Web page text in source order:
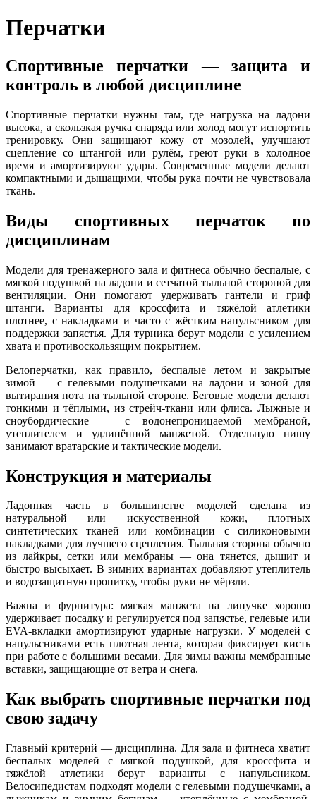
Перчатки
Спортивные перчатки — защита и
контроль в любой дисциплине
Спортивные перчатки нужны там, где нагрузка на ладони
высока, а скользкая ручка снаряда или холод могут испортить
тренировку. Они защищают кожу от мозолей, улучшают
сцепление со штангой или рулём, греют руки в холодное
время и амортизируют удары. Современные модели делают
компактными и дышащими, чтобы рука почти не чувствовала
ткань.
Виды спортивных перчаток по
дисциплинам
Модели для тренажерного зала и фитнеса обычно беспалые, с
мягкой подушкой на ладони и сетчатой тыльной стороной для
вентиляции. Они помогают удерживать гантели и гриф
штанги. Варианты для кроссфита и тяжёлой атлетики
плотнее, с накладками и часто с жёстким напульсником для
поддержки запястья. Для турника берут модели с усилением
хвата и противоскользящим покрытием.
Велоперчатки, как правило, беспалые летом и закрытые
зимой — с гелевыми подушечками на ладони и зоной для
вытирания пота на тыльной стороне. Беговые модели делают
тонкими и тёплыми, из стрейч-ткани или флиса. Лыжные и
сноубордические — с водонепроницаемой мембраной,
утеплителем и удлинённой манжетой. Отдельную нишу
занимают вратарские и тактические модели.
Конструкция и материалы
Ладонная часть в большинстве моделей сделана из
натуральной или искусственной кожи, плотных
синтетических тканей или комбинации с силиконовыми
накладками для лучшего сцепления. Тыльная сторона обычно
из лайкры, сетки или мембраны — она тянется, дышит и
быстро высыхает. В зимних вариантах добавляют утеплитель
и водозащитную пропитку, чтобы руки не мёрзли.
Важна и фурнитура: мягкая манжета на липучке хорошо
удерживает посадку и регулируется под запястье, гелевые или
EVA-вкладки амортизируют ударные нагрузки. У моделей с
напульсниками есть плотная лента, которая фиксирует кисть
при работе с большими весами. Для зимы важны мембранные
вставки, защищающие от ветра и снега.
Как выбрать спортивные перчатки под
свою задачу
Главный критерий — дисциплина. Для зала и фитнеса хватит
беспалых моделей с мягкой подушкой, для кроссфита и
тяжёлой атлетики берут варианты с напульсником.
Велосипедистам подходят модели с гелевыми подушечками, а